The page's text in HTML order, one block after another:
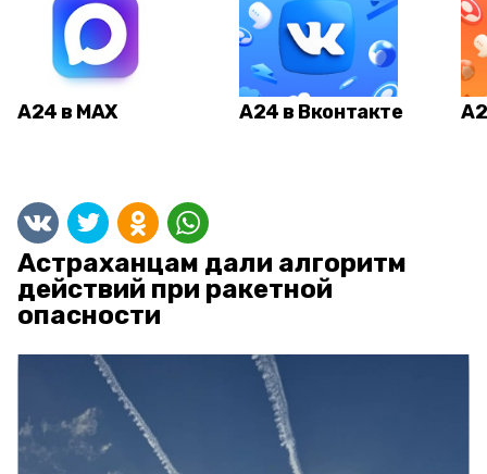
А24 в MAX А24 в Вконтакте
Астраханцам дали алгоритм
действий при ракетной
опасности